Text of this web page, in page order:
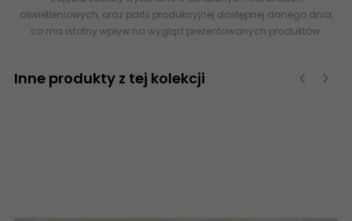
oświetleniowych, oraz partii produkcyjnej dostępnej danego dnia,
co ma istotny wpływ na wygląd prezentowanych produktów.
Inne produkty z tej kolekcji